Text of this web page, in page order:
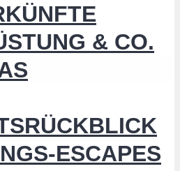
& CO.
ESCAPES